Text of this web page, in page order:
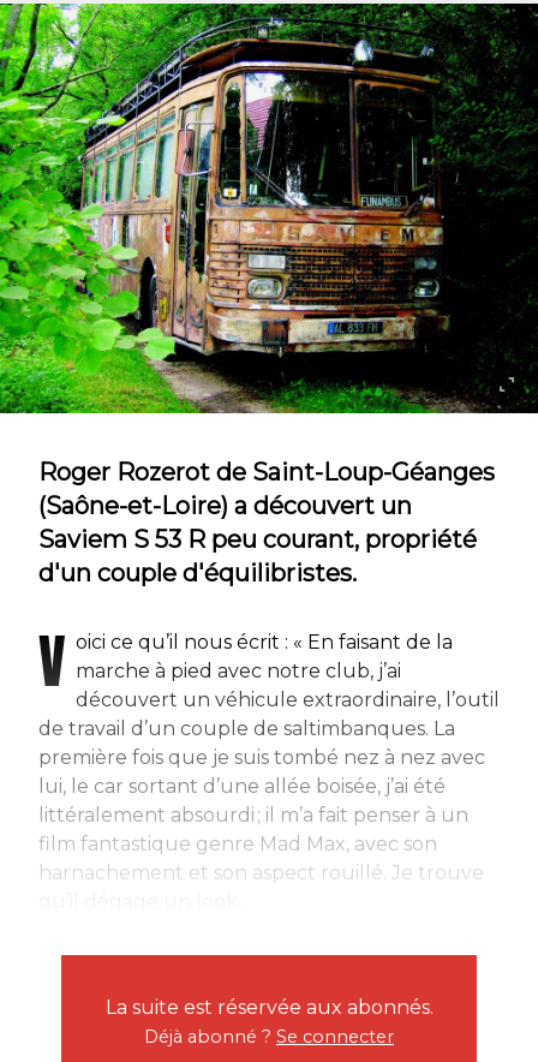
Roger Rozerot de Saint-Loup-Géanges
(Saône-et-Loire) a découvert un
Saviem S 53 R peu courant, propriété
d'un couple d'équilibristes.
V oici ce qu’il nous écrit : « En faisant de la
marche à pied avec notre club, j’ai
découvert un véhicule extraordinaire, l’outil
de travail d’un couple de saltimbanques. La
première fois que je suis tombé nez à nez avec
lui, le car sortant d’une allée boisée, j’ai été
littéralement absourdi ; il m’a fait penser à un
film fantastique genre Mad Max, avec son
harnachement et son aspect rouillé. Je trouve
La suite est réservée aux abonnés.
Déjà abonné ? Se connecter